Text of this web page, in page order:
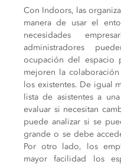
Con Indoors, las
manera de usar el
necesidades
administradores
ocupación del espacio
mejoren la
los existentes. De igual
lista de asistentes a
evaluar si necesitan
puede analizar si se
grande o se debe
Por otro lado, los
mayor facilidad los